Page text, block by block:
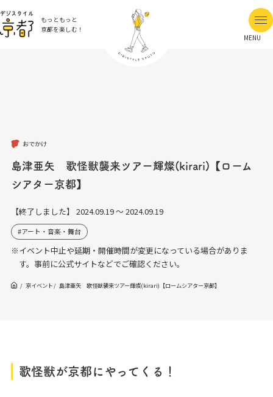
もっともっと
京都を楽しむ！
MENU
おでかけ
島津亜矢 歌怪獣襲来ツアー輝燦(kirari)【ローム
シアター京都】
【終了しました】 2024.09.19 ～ 2024.09.19
アート・音楽・舞台
※イベント中止や延期・開催時間が変更になっている場合がありま
す。事前に公式サイトなどでご確認ください。
京イベント 島津亜矢 歌怪獣襲来ツアー輝燦(kirari)【ロームシアター京都】
歌怪獣が京都にやってくる！